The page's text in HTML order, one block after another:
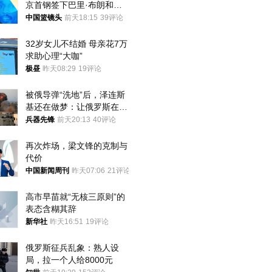
京首钢签下巴里·布朗和桑
普森
中国篮镜头 前天18:15 39评论
32岁女儿不结婚 母亲花7万
求助心理“大咖”
极昼 昨天08:29 19评论
被俄导弹“洗地”后，泽连斯
基还在做梦：让俄罗斯在冬
季前求和？
兵器先锋 前天20:13 40评论
再次炸场，梁文锋的克制与
代价
中国新闻周刊 昨天07:06 21评论
高市早苗就“无核三原则”的
表态含糊其辞
新华社 昨天16:51 19评论
俄罗斯征兵乱象：熟人设
局，拉一个人给8000元